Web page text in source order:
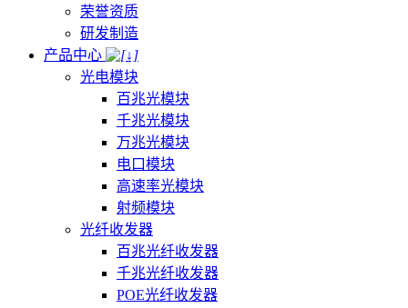
荣誉资质
研发制造
产品中心
光电模块
百兆光模块
千兆光模块
万兆光模块
电口模块
高速率光模块
射频模块
光纤收发器
百兆光纤收发器
千兆光纤收发器
POE光纤收发器